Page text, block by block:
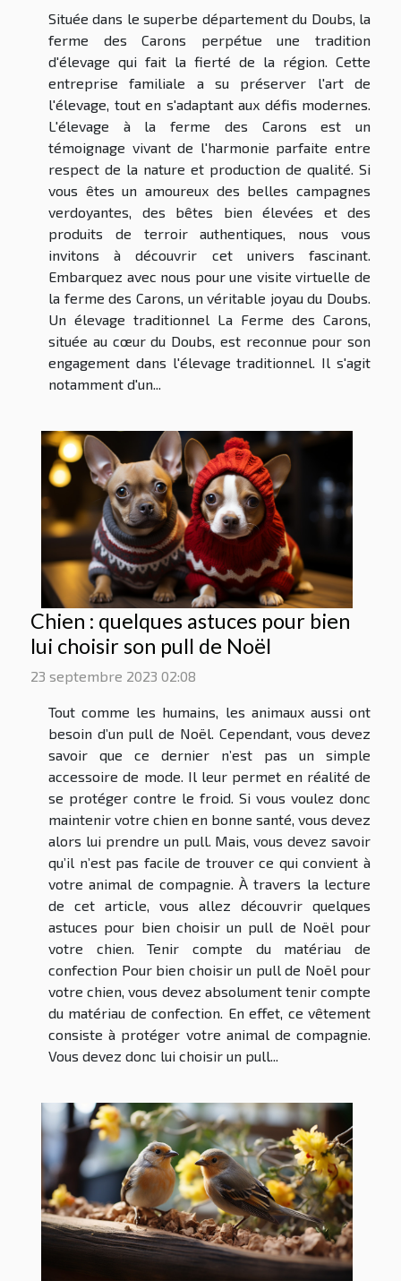
Située dans le superbe département du Doubs, la
ferme des Carons perpétue une tradition
d'élevage qui fait la fierté de la région. Cette
entreprise familiale a su préserver l'art de
l'élevage, tout en s'adaptant aux défis modernes.
L'élevage à la ferme des Carons est un
témoignage vivant de l'harmonie parfaite entre
respect de la nature et production de qualité. Si
vous êtes un amoureux des belles campagnes
verdoyantes, des bêtes bien élevées et des
produits de terroir authentiques, nous vous
invitons à découvrir cet univers fascinant.
Embarquez avec nous pour une visite virtuelle de
la ferme des Carons, un véritable joyau du Doubs.
Un élevage traditionnel La Ferme des Carons,
située au cœur du Doubs, est reconnue pour son
engagement dans l'élevage traditionnel. Il s'agit
notamment d'un...
Chien : quelques astuces pour bien
lui choisir son pull de Noël
23 septembre 2023 02:08
Tout comme les humains, les animaux aussi ont
besoin d’un pull de Noël. Cependant, vous devez
savoir que ce dernier n’est pas un simple
accessoire de mode. Il leur permet en réalité de
se protéger contre le froid. Si vous voulez donc
maintenir votre chien en bonne santé, vous devez
alors lui prendre un pull. Mais, vous devez savoir
qu’il n’est pas facile de trouver ce qui convient à
votre animal de compagnie. À travers la lecture
de cet article, vous allez découvrir quelques
astuces pour bien choisir un pull de Noël pour
votre chien. Tenir compte du matériau de
confection Pour bien choisir un pull de Noël pour
votre chien, vous devez absolument tenir compte
du matériau de confection. En effet, ce vêtement
consiste à protéger votre animal de compagnie.
Vous devez donc lui choisir un pull...